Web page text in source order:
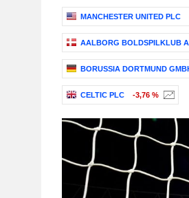
MANCHESTER UNITED PLC
AALBORG BOLDSPILKLUB
BORUSSIA DORTMUND
CELTIC PLC -3,76 %